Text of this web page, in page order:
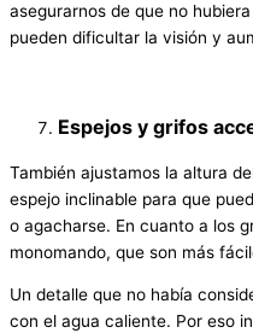
asegurarnos de que no
pueden dificultar la visión y
Espejos y grifos
También ajustamos la altura
espejo inclinable para que
o agacharse. En cuanto a los
monomando, que son más
Un detalle que no había
con el agua caliente. Por eso